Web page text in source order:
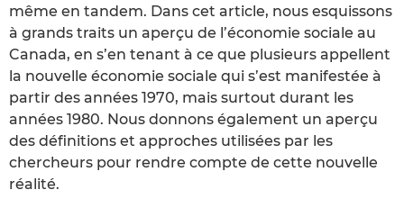
même en tandem. Dans cet article, nous esquissons
à grands traits un aperçu de l’économie sociale au
Canada, en s’en tenant à ce que plusieurs appellent
la nouvelle économie sociale qui s’est manifestée à
partir des années 1970, mais surtout durant les
années 1980. Nous donnons également un aperçu
des définitions et approches utilisées par les
chercheurs pour rendre compte de cette nouvelle
réalité.